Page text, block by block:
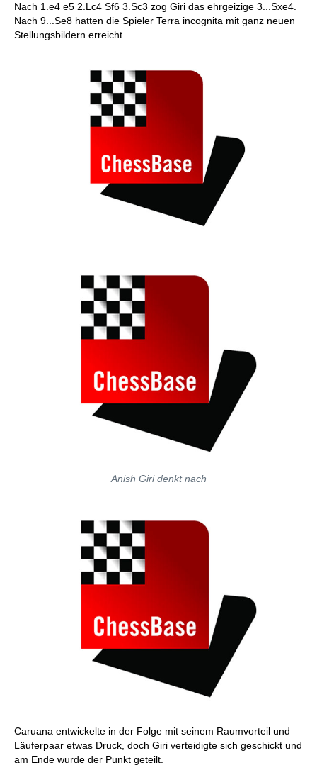
Nach 1.e4 e5 2.Lc4 Sf6 3.Sc3 zog Giri das ehrgeizige 3...Sxe4.
Nach 9...Se8 hatten die Spieler Terra incognita mit ganz neuen
Stellungsbildern erreicht.
Anish Giri denkt nach
Caruana entwickelte in der Folge mit seinem Raumvorteil und
Läuferpaar etwas Druck, doch Giri verteidigte sich geschickt und
am Ende wurde der Punkt geteilt.